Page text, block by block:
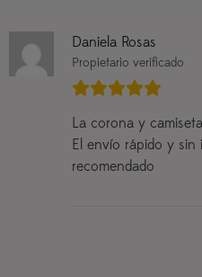
Daniela Rosas
Propietario verificado
La corona y
El envío rápido y sin
recomendado